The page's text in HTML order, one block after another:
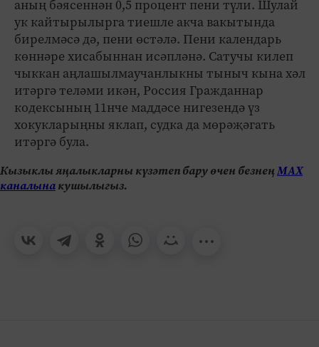
аның бәясеннән 0,5 процент пени түли. Шулай
ук кайтырылырга тиешле акча вакытында
бирелмәсә дә, пени өстәлә. Пени календарь
көннәре хисабыннан исәпләнә. Сатучы килеп
чыккан аңлашылмаучанлыкны тыныч кына хәл
итәргә теләми икән, Россия Гражданнар
кодексының 11нче маддәсе нигезендә үз
хокукларыңны яклап, судка да мөрәҗәгать
итәргә була.
Кызыклы яңалыкларны күзәтеп бару өчен безнеңМАХ
каналынакушылыгыз.